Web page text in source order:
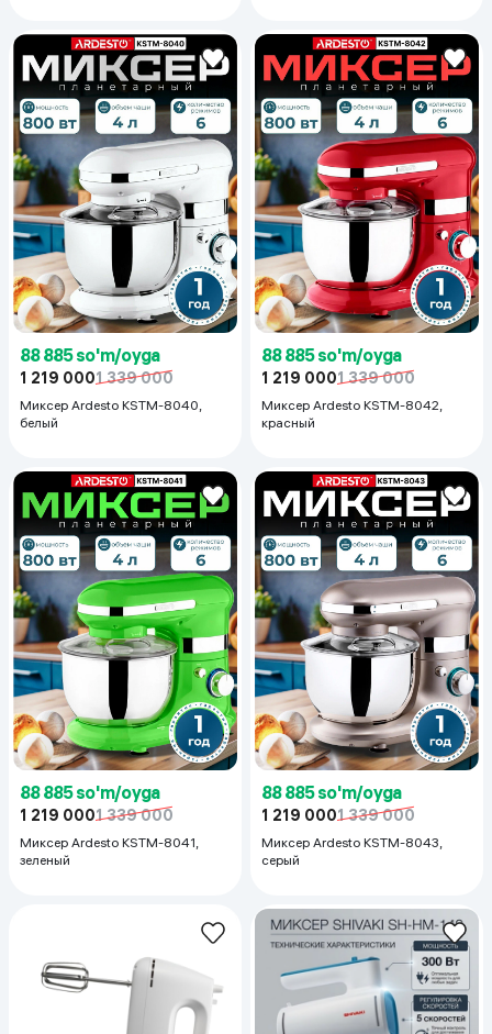
88 885 so'm/oyga
1 219 0001 339 000
Миксер Ardesto KSTM-8040,
белый
88 885 so'm/oyga
1 219 0001 339 000
Миксер Ardesto KSTM-8042,
красный
88 885 so'm/oyga
1 219 0001 339 000
Миксер Ardesto KSTM-8041,
зеленый
88 885 so'm/oyga
1 219 0001 339 000
Миксер Ardesto KSTM-8043,
серый